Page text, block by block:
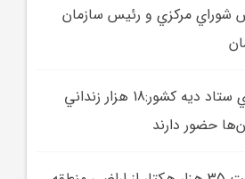
شوراي مرکزي و رئيس سازمان
رئيس هيئت امناي ستاد ديه کشور:18 هزار زنداني
حضور دارند